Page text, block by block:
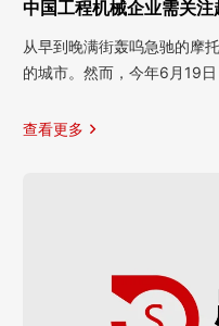
中国工程机械企业需关
从早到晚满街轰呜急驰的摩
的城市。然而，今年6月19
查看更多